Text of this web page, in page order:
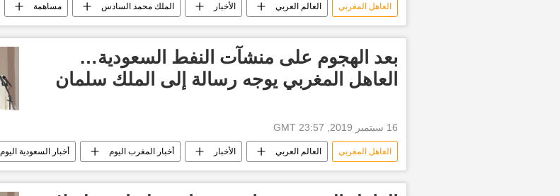
العاهل المغربي العالم العربي الأخبار الملك محمد السادس مساهمة
بعد الهجوم على منشآت النفط السعودية…
العاهل المغربي يوجه رسالة إلى الملك سلمان
16 سبتمبر 2019, 23:57 GMT
العاهل المغربي العالم العربي الأخبار أخبار المغرب اليوم أخبار السعودية اليوم
أرامكو الملك سلمان بن عبدالعزيز آل سعود الهجمات ضد المنشآت النفطية السعودية